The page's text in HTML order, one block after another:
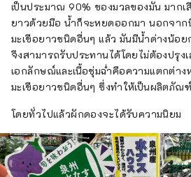
เป็นประมาณ 90% ของมวลของมัน มาก
ยาวด้วยมือ น้ำก็จะหยดออกมา นอกจาก
มะเขือยาวชนิดอื่นๆ แล้ว มันมีน้ำด่างน้อย
จึงสามารถรับประทานได้โดยไม่ต้องปรุง
เอกลักษณ์และเนื้อชุ่มฉ่ำคือความแตกต่า
มะเขือยาวชนิดอื่นๆ ซึ่งทำให้เป็นผลิตภัณ
โดยทั่วไปแล้วผักดองจะได้รับความนิยม